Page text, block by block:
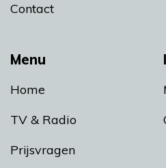
Menu
Home
TV & Radio
Prijsvragen
Contact